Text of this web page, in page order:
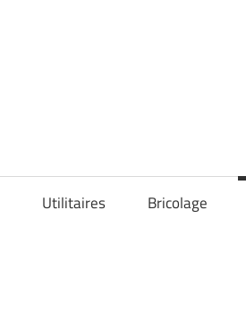
Utilitaires Bricolage